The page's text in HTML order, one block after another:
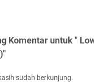
Komentar untuk "
sudah berkunjung.